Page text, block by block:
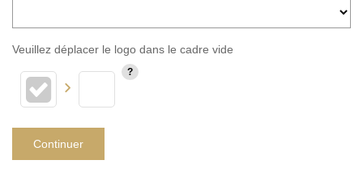
Veuillez déplacer le logo dans le cadre vide
Continuer